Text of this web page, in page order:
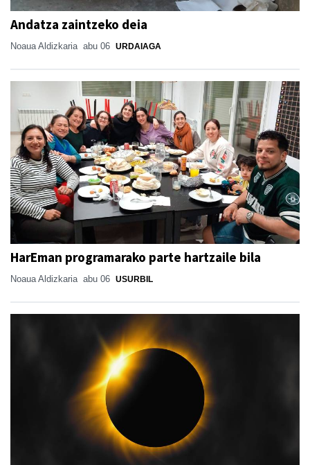
Andatza zaintzeko deia
Noaua Aldizkaria abu 06 URDAIAGA
HarEman programarako parte hartzaile bila
Noaua Aldizkaria abu 06 USURBIL